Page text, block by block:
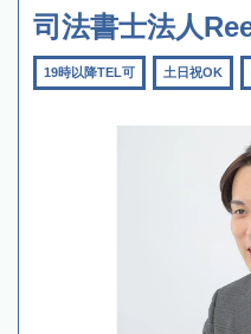
司法書士法人
19時以降TEL可 土日祝OK